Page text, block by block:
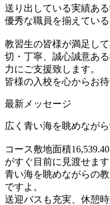
送り出している実績あ
優秀な職員を揃えてい
教習生の皆様が満足し
切・丁寧、誠心誠意あ
力にご支援致します。
皆様の入校を心からお待
最新メッセージ
広く青い海を眺めなが
コース敷地面積
がすぐ目前に見渡せます
青い海を眺めながらの
ですよ。
送迎バスも充実、休憩